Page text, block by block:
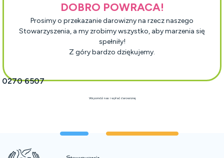
DOBRO POWRACA!
Prosimy o przekazanie darowizny na rzecz naszego
Stowarzyszenia, a my zrobimy wszystko, aby marzenia się
spełniły!
Z góry bardzo dziękujemy.
0270 6507
Wspomóż nas i wpłać darowiznę